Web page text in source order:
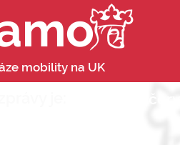
mobility na UK